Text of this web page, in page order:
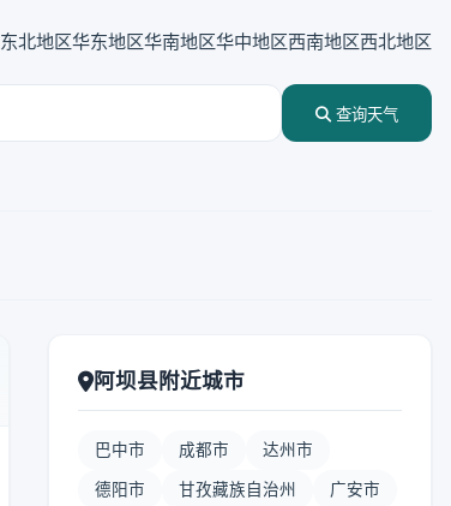
东北地区华东地区华南地区华中地区西南地区西北地区
查询天气
阿坝县附近城市
巴中市 成都市 达州市
德阳市 甘孜藏族自治州 广安市